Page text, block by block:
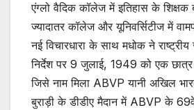
एंग्लो वैदिक कॉलेज में इतिहास के शिक्षक
ज्यादातर कॉलेज और यूनिवर्सिटीज में
नई विचारधारा के साथ मधोक ने
निर्देश पर 9 जुलाई, 1949 को एक
जिसे नाम मिला ABVP यानी अखिल
बुराड़ी के डीडीए मैदान में ABVP के